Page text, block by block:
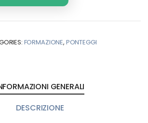
FORMAZIONE, PONTEGGI
GENERALI
DESCRIZIONE